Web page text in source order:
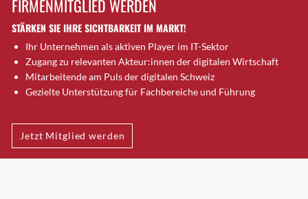
Brugg AG
Brütten
Bubendorf
Bubikon
Buchs (SG)
Bäretswil
Bülach
Cazis
FIRMENMITGLIED WERDEN
STÄRKEN SIE IHRE SICHTBARKEIT IM MARKT!
Ihr Unternehmen als aktiven Player im IT-Sektor
Zugang zu relevanten Akteur:innen der digitalen Wirtschaft
Mitarbeitende am Puls der digitalen Schweiz
Gezielte Unterstützung für Fachbereiche und Führung
Jetzt Mitglied werden